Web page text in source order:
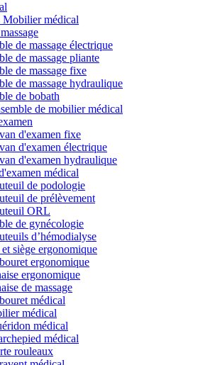
Mobilier médical
de massage électrique
de massage pliante
de massage fixe
de massage hydraulique
de bobath
de mobilier médical
d'examen fixe
d'examen électrique
d'examen hydraulique
médical
de podologie
de prélèvement
ORL
de gynécologie
d’hémodialyse
siège ergonomique
ergonomique
ergonomique
de massage
médical
médical
médical
médical
rouleaux